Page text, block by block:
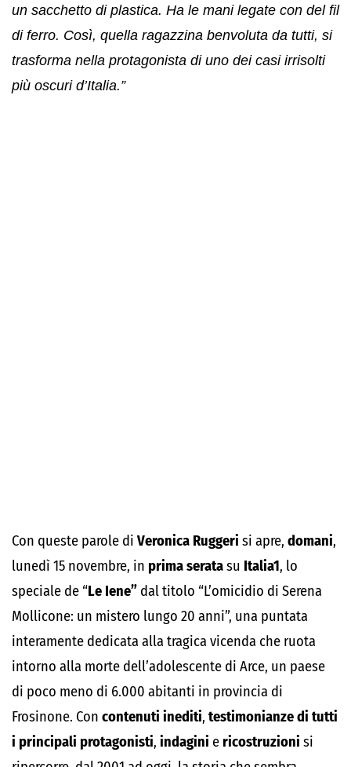
un sacchetto di plastica. Ha le mani legate con del fil
di ferro. Così, quella ragazzina benvoluta da tutti, si
trasforma nella protagonista di uno dei casi irrisolti
più oscuri d’Italia.”
Con queste parole di Veronica Ruggeri si apre, domani,
lunedì 15 novembre, in prima seratasu Italia1, lo
speciale de “Le Iene” dal titolo “L’omicidio di Serena
Mollicone: un mistero lungo 20 anni”, una puntata
interamente dedicata alla tragica vicenda che ruota
intorno alla morte dell’adolescente di Arce, un paese
di poco meno di 6.000 abitanti in provincia di
Frosinone. Con contenuti inediti, testimonianze di tutti
i principali protagonisti, indagini e ricostruzioni si